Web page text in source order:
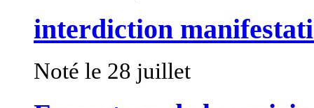
interdiction
Noté le 28 juillet